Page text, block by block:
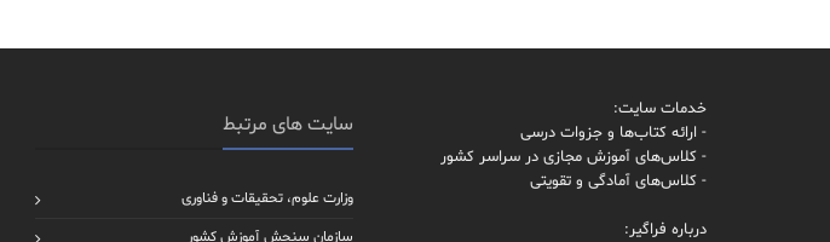
خدمات سایت:
- ارائه کتاب‌ها و جزوات درسی
- کلاس‌های آموزش مجازی در سراسر کشور
- کلاس‌های آمادگی و تقویتی
درباره فراگیر:
سایت های مرتبط
وزارت علوم، تحقیقات و فناوری
سازمان سنجش آموزش کشور